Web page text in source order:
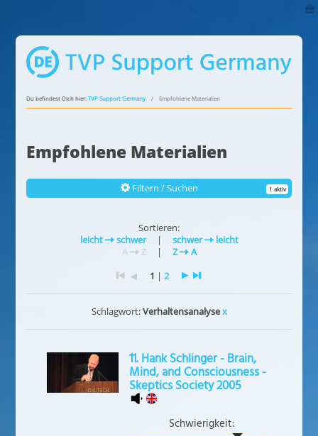
Du befindest Dich hier:TVP Support Germany Empfohlene Materialien
Empfohlene Materialien
Filtern / Suchen 1 aktiv
Sortieren:
leicht
schwer | schwer
leicht
A
Z | Z
A
1 | 2
Schlagwort:Verhaltensanalysex
11. Hank Schlinger - Brain,
Mind, and Consciousness -
Skeptics Society 2005
Schwierigkeit: